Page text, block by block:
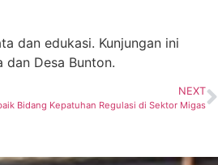
dan edukasi. Kunjungan ini
Desa Bunton.
NEXT
Bidang Kepatuhan Regulasi di Sektor Migas